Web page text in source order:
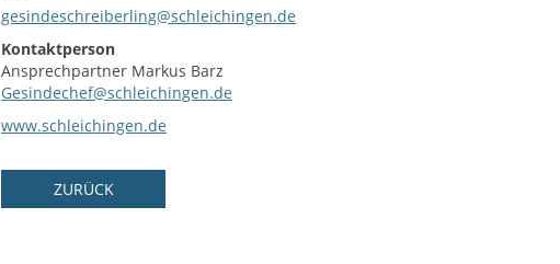
gesindeschreiberling@schleichingen.de
Kontaktperson
Ansprechpartner Markus Barz
Gesindechef@schleichingen.de
www.schleichingen.de
ZURÜCK